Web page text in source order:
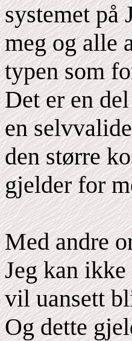
systemet på
meg og alle
typen som
Det er en
en
den større
gjelder for
Med andre
Jeg kan
vil uansett
Og dette